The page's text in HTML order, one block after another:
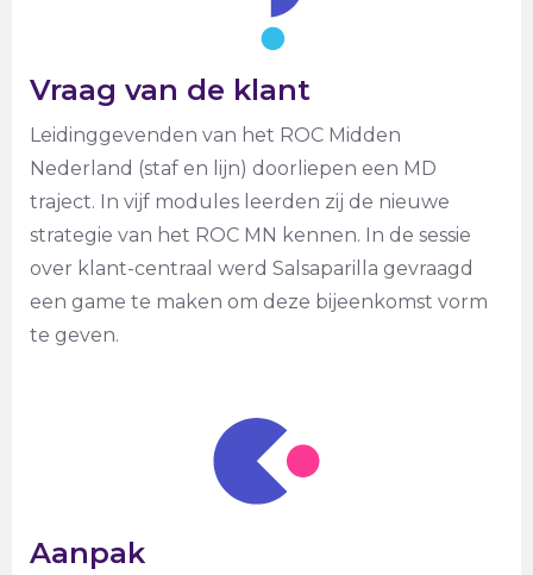
Vraag van de klant
Leidinggevenden van het ROC Midden
Nederland (staf en lijn) doorliepen een MD
traject. In vijf modules leerden zij de nieuwe
strategie van het ROC MN kennen. In de sessie
over klant-centraal werd Salsaparilla gevraagd
een game te maken om deze bijeenkomst vorm
te geven.
Aanpak